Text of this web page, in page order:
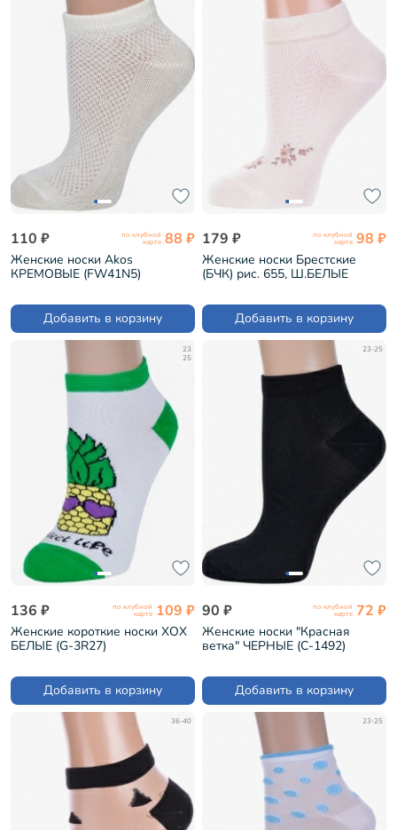
110 ₽ по клубной
карте 88 ₽
Женские носки Akos
КРЕМОВЫЕ (FW41N5)
Добавить в корзину
179 ₽ по клубной
карте 98 ₽
Женские носки Брестские
(БЧК) рис. 655, Ш.БЕЛЫЕ
Добавить в корзину
23
25
136 ₽ по клубной
карте 109 ₽
Женские короткие носки ХОХ
БЕЛЫЕ (G-3R27)
Добавить в корзину
23-25
90 ₽ по клубной
карте 72 ₽
Женские носки "Красная
ветка" ЧЕРНЫЕ (С-1492)
Добавить в корзину
36-40 23-25